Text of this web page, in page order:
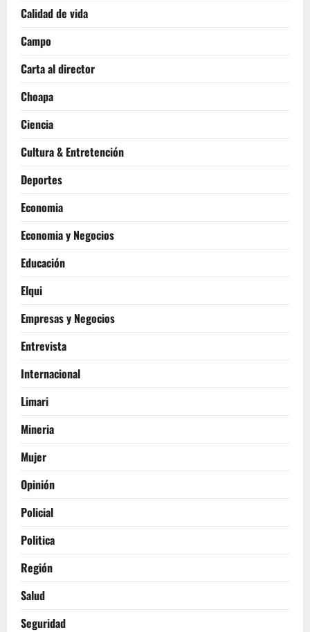
Calidad de vida
Campo
Carta al director
Choapa
Ciencia
Cultura & Entretención
Deportes
Economia
Economia y Negocios
Educación
Elqui
Empresas y Negocios
Entrevista
Internacional
Limari
Mineria
Mujer
Opinión
Policial
Politica
Región
Salud
Seguridad